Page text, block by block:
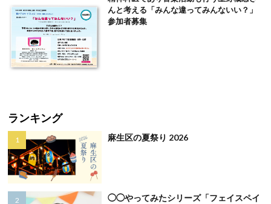
んと考える「みんな違ってみんないい？」
参加者募集
ランキング
麻生区の夏祭り 2026
◯◯やってみたシリーズ「フェイスペイ